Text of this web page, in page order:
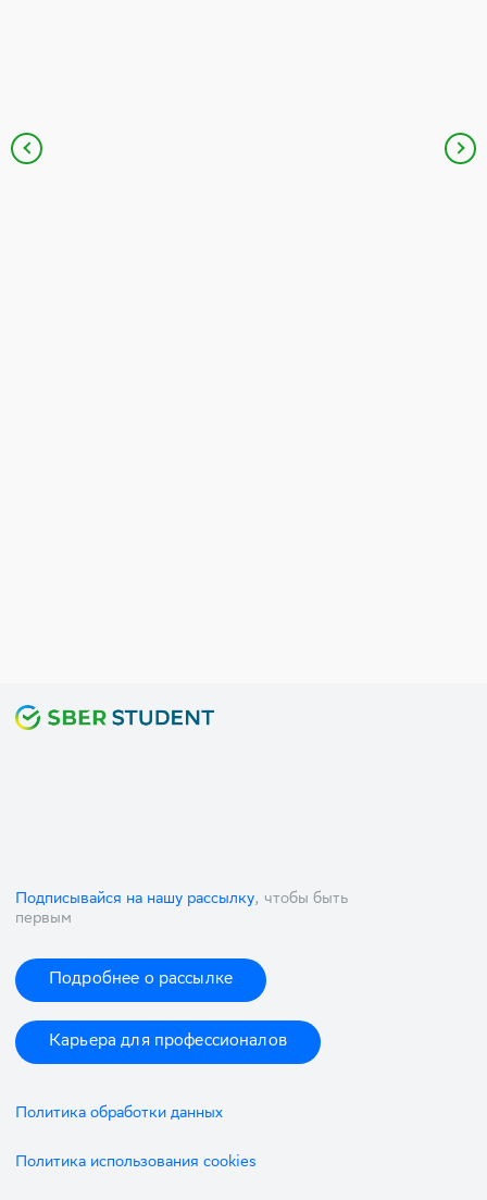
Подписывайся на нашу рассылку, чтобы быть
первым
Подробнее о рассылке
Карьера для профессионалов
Политика обработки данных
Политика использования cookies